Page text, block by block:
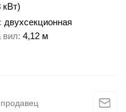
кВт)
двухсекционная
вил 4,12 м